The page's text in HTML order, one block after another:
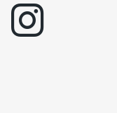
instagram